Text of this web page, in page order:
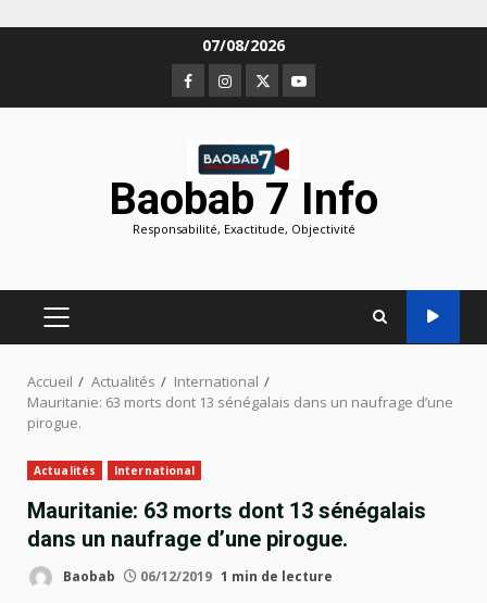
07/08/2026
Facebook
Instagram
TwitterYoutube
Baobab 7 Info
Responsabilité, Exactitude, Objectivité
MENU
PRINCIPAL
Accueil Actualités
International
Mauritanie: 63 morts dont 13 sénégalais dans un naufrage d’une
pirogue.
Actualités International
Mauritanie: 63 morts dont 13 sénégalais
dans un naufrage d’une pirogue.
Baobab 06/12/2019 1 min de lecture